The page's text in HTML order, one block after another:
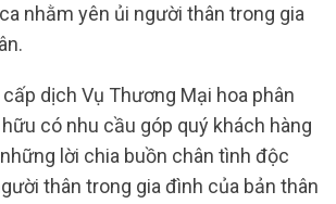
nhằm yên ủi người thân trong gia
dịch Vụ Thương Mại hoa phân
có nhu cầu góp quý khách hàng
lời chia buồn chân tình độc
thân trong gia đình của bản thân